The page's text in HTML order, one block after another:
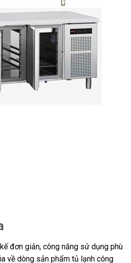
đơn giản, công năng sử dụng phù
về dòng sản phẩm tủ lạnh công